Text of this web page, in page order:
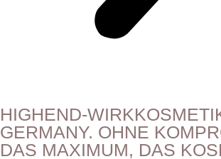
HIGHEND-
GERMANY. OHNE
DAS MAXIMUM, DAS